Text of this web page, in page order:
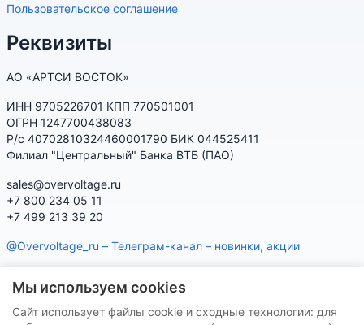
Пользовательское соглашение
Реквизиты
АО «АРТСИ ВОСТОК»
ИНН 9705226701 КПП 770501001
ОГРН 1247700438083
Р/с 40702810324460001790 БИК 044525411
Филиал "Центральный" Банка ВТБ (ПАО)
sales@overvoltage.ru
+7 800 234 05 11
+7 499 213 39 20
@Overvoltage_ru – Телеграм-канал – новинки, акции
характеристики, наличие, подбор
Нашу продукцию Вы можете приобрести на маркетплейсах
Мы используем cookies
Сайт использует файлы cookie и сходные технологии: для